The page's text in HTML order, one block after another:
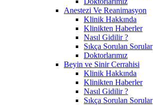
Anestezi Ve Reanimasyon
Klinik Hakkında
Klinikten Haberler
Nasıl Gidilir ?
Sıkça Sorulan Sorular
Doktorlarımız
Beyin ve Sinir Cerrahisi
Klinik Hakkında
Klinikten Haberler
Nasıl Gidilir ?
Sıkça Sorulan Sorular